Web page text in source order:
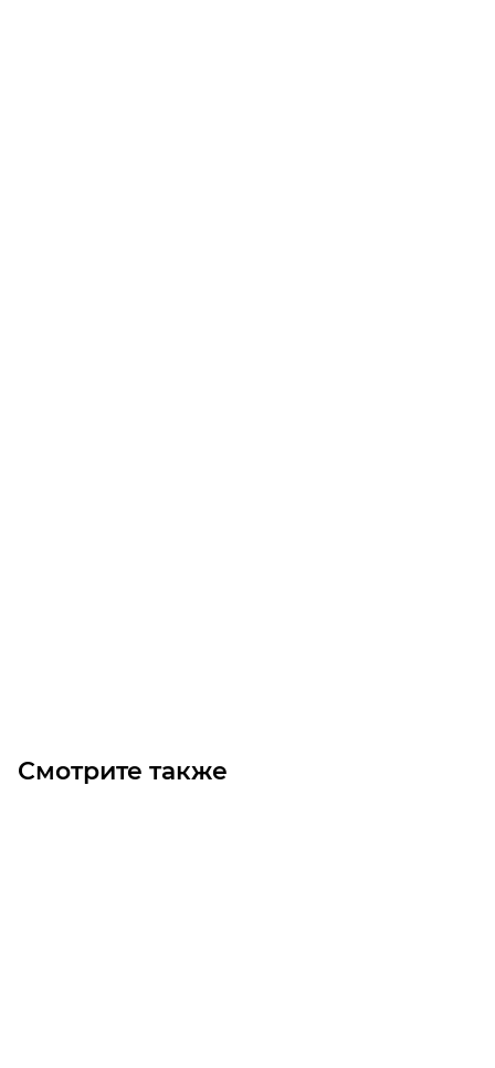
Смотрите также